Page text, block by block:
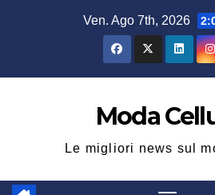
Ven. Ago 7th, 2026
Moda
Le migliori news sul